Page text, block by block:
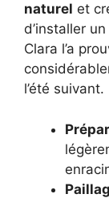
naturel et
d’installer
Clara l’a
l’été suivant.